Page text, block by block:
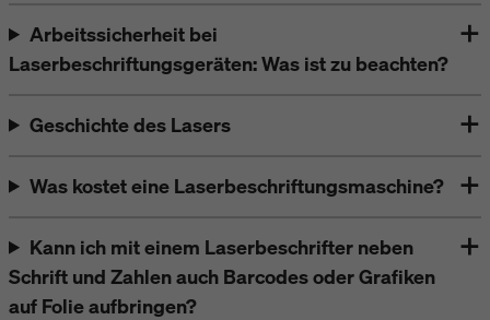
Arbeitssicherheit bei
Laserbeschriftungsgeräten: Was ist zu beachten?
Geschichte des Lasers
Was kostet eine Laserbeschriftungsmaschine?
Kann ich mit einem Laserbeschrifter neben
Schrift und Zahlen auch Barcodes oder Grafiken
auf Folie aufbringen?